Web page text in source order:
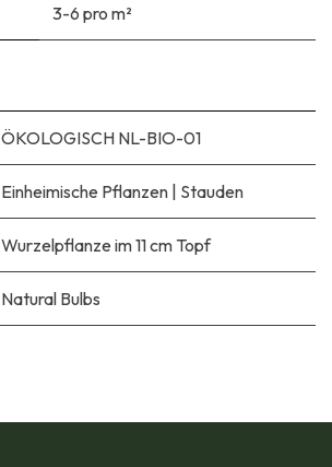
3-6 pro m²
ÖKOLOGISCH NL-BIO-01
Einheimische Pflanzen | Stauden
Wurzelpflanze im 11 cm Topf
Natural Bulbs